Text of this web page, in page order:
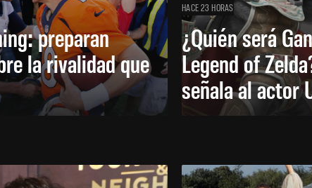
preparan
la rivalidad que
HACE 23 HORAS
¿Quién será
Legend of
señala al actor